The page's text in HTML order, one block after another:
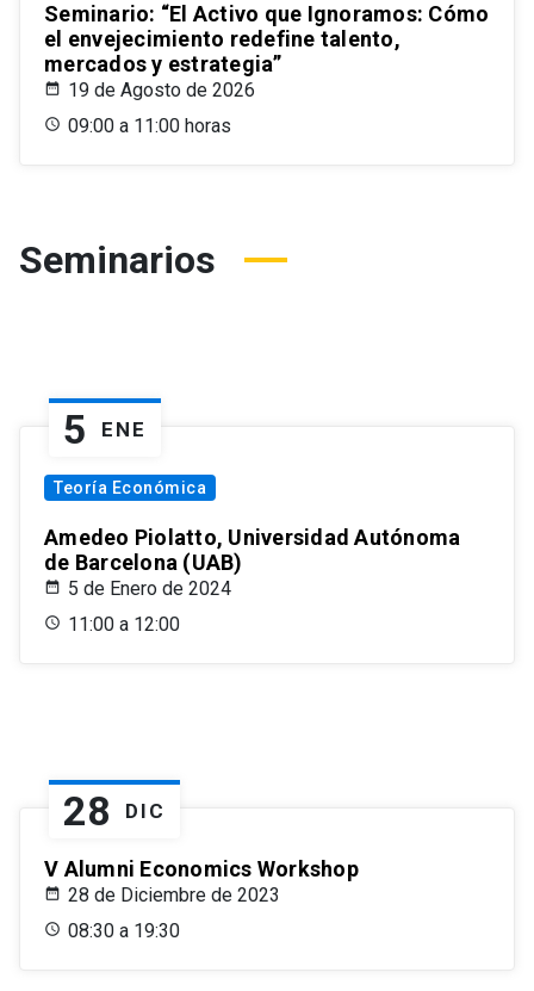
Seminario: “El Activo que Ignoramos: Cómo
el envejecimiento redefine talento,
mercados y estrategia”
19 de Agosto de 2026
09:00 a 11:00 horas
Seminarios
5 ENE
Teoría Económica
Amedeo Piolatto, Universidad Autónoma
de Barcelona (UAB)
5 de Enero de 2024
11:00 a 12:00
28 DIC
V Alumni Economics Workshop
28 de Diciembre de 2023
08:30 a 19:30